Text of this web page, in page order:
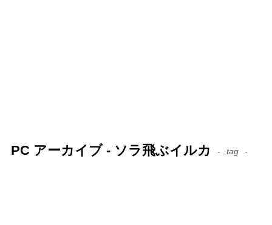
PC アーカイブ - ソラ飛ぶイルカ tag